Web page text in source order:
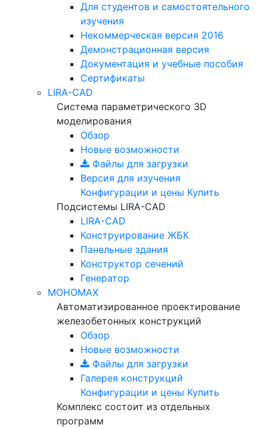
Для студентов и самостоятельного
изучения
Некоммерческая версия 2016
Демонстрационная версия
Документация и учебные пособия
Сертификаты
LIRA-CAD
Система параметрического 3D
моделирования
Обзор
Новые возможности
Файлы для загрузки
Версия для изучения
Конфигурации и цены Купить
Подсистемы LIRA-CAD
LIRA-CAD
Конструирование ЖБК
Панельные здания
Конструктор сечений
Генератор
МОНОМАХ
Автоматизированное проектирование
железобетонных конструкций
Обзор
Новые возможности
Файлы для загрузки
Галерея конструкций
Конфигурации и цены Купить
Комплекс состоит из отдельных
программ